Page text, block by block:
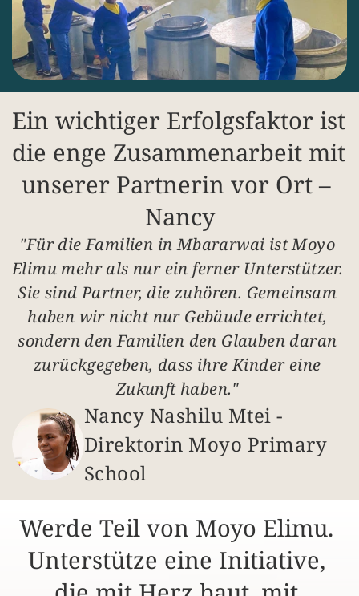
Ein wichtiger Erfolgsfaktor ist
die enge Zusammenarbeit mit
unserer Partnerin vor Ort –
Nancy
"Für die Familien in Mbararwai ist Moyo
Elimu mehr als nur ein ferner Unterstützer.
Sie sind Partner, die zuhören. Gemeinsam
haben wir nicht nur Gebäude errichtet,
sondern den Familien den Glauben daran
zurückgegeben, dass ihre Kinder eine
Zukunft haben."
Nancy Nashilu Mtei -
Direktorin Moyo Primary
School
Werde Teil von Moyo Elimu.
Unterstütze eine Initiative,